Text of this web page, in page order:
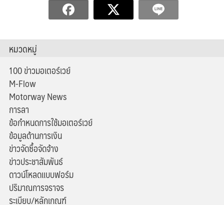
หมวดหมู่
100 ข่าวมอเตอร์เวย์
M-Flow
Motorway News
การลา
ข้อกำหนดการใช้มอเตอร์เวย์
ข้อมูลด้านการเงิน
ข่าวจัดซื้อจัดจ้าง
ข่าวประชาสัมพันธ์
ดาวน์โหลดแบบฟอร์ม
ปริมาณการจราจร
ระเบียบ/หลักเกณฑ์